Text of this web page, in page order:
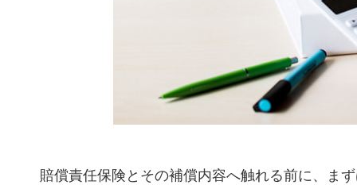
賠償責任保険とその補償内容へ触れる前に、ま